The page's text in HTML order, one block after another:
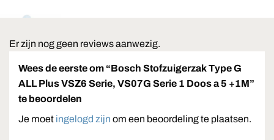
Er zijn nog geen reviews aanwezig.
Wees de eerste om “Bosch Stofzuigerzak Type G
ALL Plus VSZ6 Serie, VS07G Serie 1 Doos a 5 +1M”
te beoordelen
Je moet ingelogd zijn om een beoordeling te plaatsen.